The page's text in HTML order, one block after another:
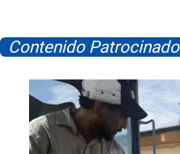
Contenido Patrocinado